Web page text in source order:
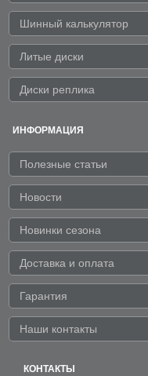
Шинный калькулятор
Литые диски
Диски реплика
ИНФОРМАЦИЯ
Полезные статьи
Новости
Новинки сезона
Доставка и оплата
Гарантия
Наши контакты
КОНТАКТЫ